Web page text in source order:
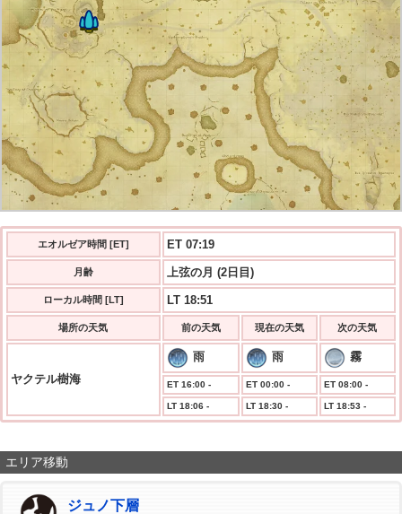
エオルゼア時間 [ET] ET 07:19
月齢 上弦の月 (2日目)
ローカル時間 [LT] LT 18:51
場所の天気 前の天気 現在の天気 次の天気
ヤクテル樹海
雨 雨 霧
ET 16:00 - ET 00:00 - ET 08:00 -
LT 18:06 - LT 18:30 - LT 18:53 -
エリア移動
ジュノ下層